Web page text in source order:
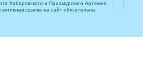
Хабаровского и Приамурского Артемия.
ссылка на сайт обязательна.